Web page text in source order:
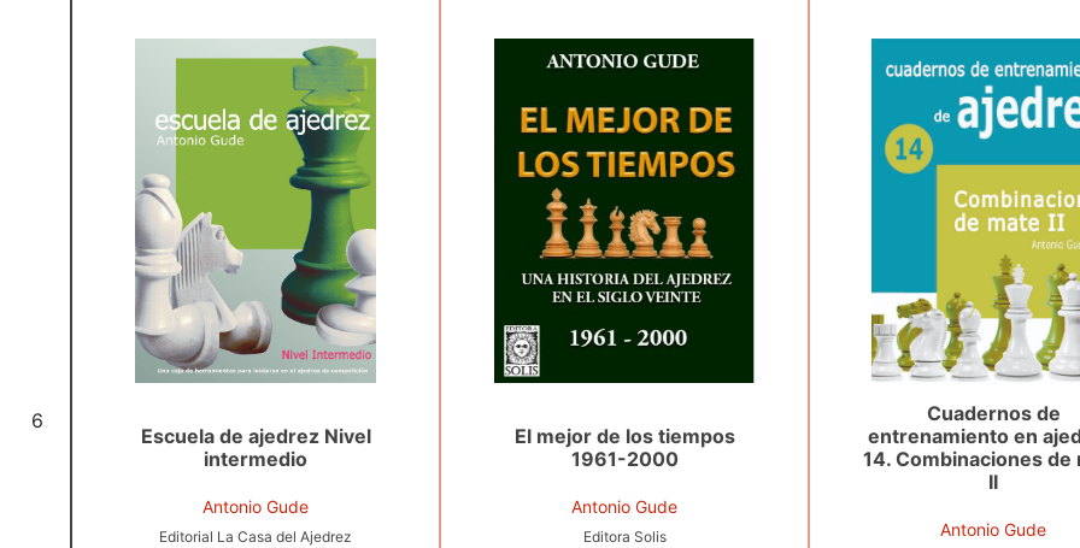
6
Escuela de ajedrez Nivel
intermedio
Antonio Gude
Editorial La Casa del Ajedrez
El mejor de los tiempos
1961-2000
Antonio Gude
Editora Solis
Cuadernos de
entrenamiento en
14. Combinaciones de
II
Antonio Gude